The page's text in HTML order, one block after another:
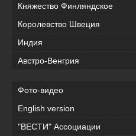
Княжество Финляндское
Королевство Швеция
Индия
Австро-Венгрия
Фото-видео
English version
"ВЕСТИ" Ассоциации